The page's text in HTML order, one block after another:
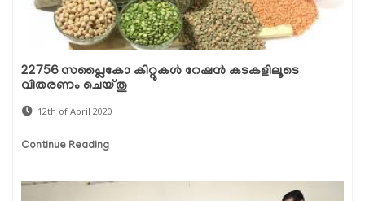
22756 സപ്ലൈകോ കിറ്റുകള്‍ റേഷന്‍ കടകളിലൂടെ
വിതരണം ചെയ്തു
12th of April 2020
Continue Reading